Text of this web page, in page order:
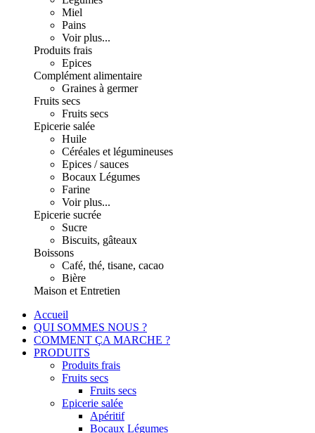
Miel
Pains
Voir plus...
Produits frais
Epices
Complément alimentaire
Graines à germer
Fruits secs
Fruits secs
Epicerie salée
Huile
Céréales et légumineuses
Epices / sauces
Bocaux Légumes
Farine
Voir plus...
Epicerie sucrée
Sucre
Biscuits, gâteaux
Boissons
Café, thé, tisane, cacao
Bière
Maison et Entretien
Accueil
QUI SOMMES NOUS ?
COMMENT ÇA MARCHE ?
PRODUITS
Produits frais
Fruits secs
Fruits secs
Epicerie salée
Apéritif
Bocaux Légumes